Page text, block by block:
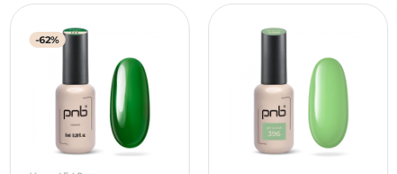
-62%